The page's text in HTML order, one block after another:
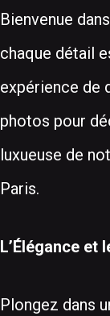
Bienvenue
chaque détail
expérience de
photos pour
luxueuse de
Paris.
L’Élégance et
Plongez dans